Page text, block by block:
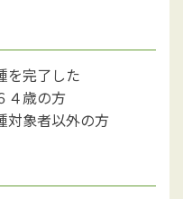
を完了した
４歳の方
対象者以外の方